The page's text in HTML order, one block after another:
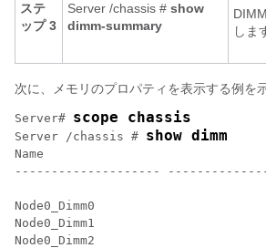
ステ
ップ 3
Server /chassis # show
dimm-summary
しま
次に、メモリのプロパティを表示する例を
Server# scope chassis
Server /chassis # show dimm
Name         								Capacity        Channel Speed (MHz) Channel Type
--------------------
Node0_Dimm0 									8192 MB 								1333 															DDR3
Node0_Dimm1 									8192 MB 								1333 															DDR3
Node0_Dimm2 									8192 MB 								1333 															DDR3